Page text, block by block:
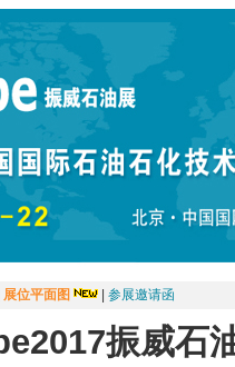
展位平面图 参展邀请函
振威石